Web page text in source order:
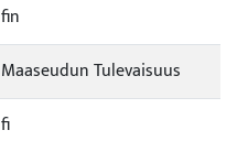
fin
Maaseudun Tulevaisuus
fi